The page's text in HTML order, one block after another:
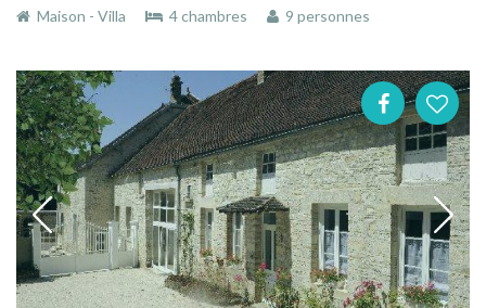
Maison - Villa
4 chambres 9 personnes